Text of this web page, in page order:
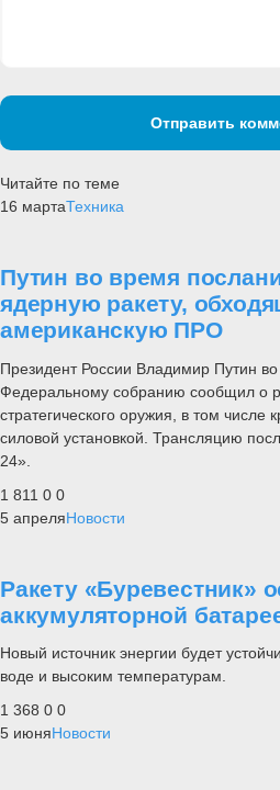
Отправить
Читайте по теме
16 мартаТехника
Путин во время
ядерную ракету,
американскую ПРО
Президент России Владимир Путин
Федеральному собранию сообщил о
стратегического оружия, в том числе
силовой установкой. Трансляцию
24».
1 811 0 0
5 апреляНовости
Ракету «Буревестник»
аккумуляторной
Новый источник энергии будет
воде и высоким температурам.
1 368 0 0
5 июняНовости